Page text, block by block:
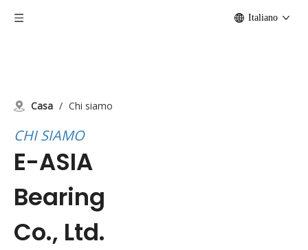
Italiano
Casa / Chi siamo
CHI SIAMO
E-ASIA
Bearing
Co., Ltd.